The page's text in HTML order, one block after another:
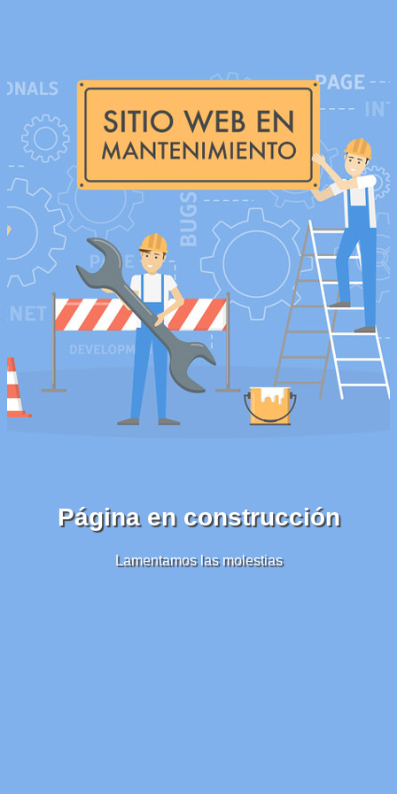
Página en construcción
Lamentamos las molestias